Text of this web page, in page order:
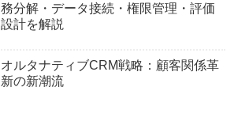
務分解・データ接続・権限管理・評価
設計を解説
オルタナティブCRM戦略：顧客関係革
新の新潮流